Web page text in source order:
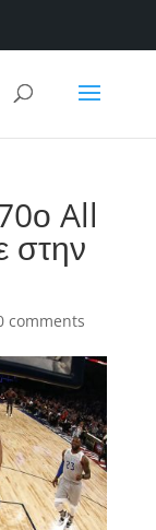
All
στην
comments